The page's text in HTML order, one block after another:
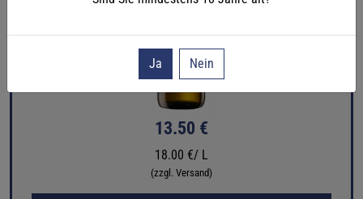
Ja Nein
13.50 €
18.00 €/ L
(zzgl. Versand)